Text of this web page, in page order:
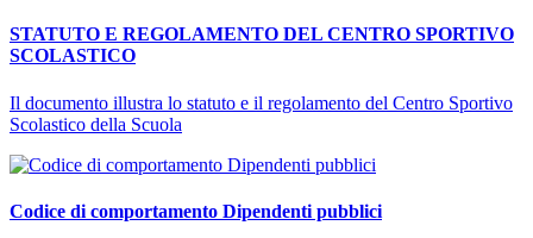
STATUTO E REGOLAMENTO DEL CENTRO SPORTIVO
SCOLASTICO
Il documento illustra lo statuto e il regolamento del Centro Sportivo
Scolastico della Scuola
Codice di comportamento Dipendenti pubblici